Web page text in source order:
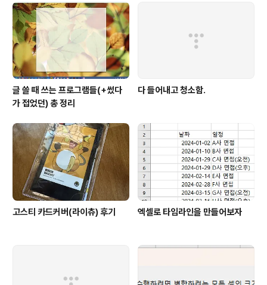
글 쓸 때 쓰는 프로그램들(+썼다
가 접었던) 총 정리
다 들어내고 청소함.
고스티 카드커버(라이츄) 후기 엑셀로 타임라인을 만들어보자